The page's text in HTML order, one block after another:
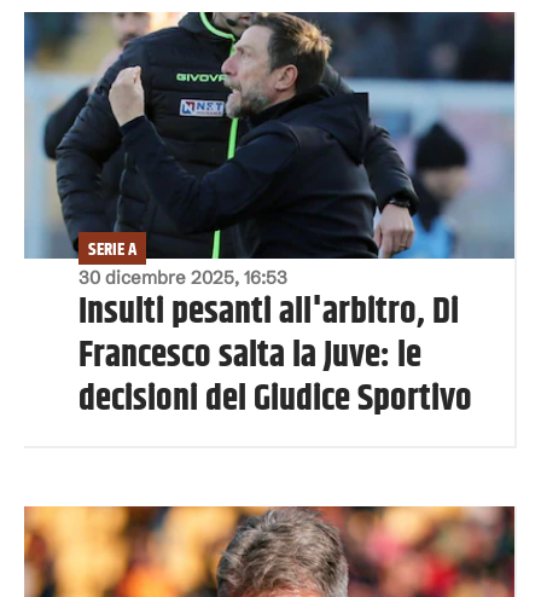
30 dicembre 2025, 16:53
SERIE A
Insulti pesanti all'arbitro, Di
Francesco salta la Juve: le
decisioni del Giudice Sportivo